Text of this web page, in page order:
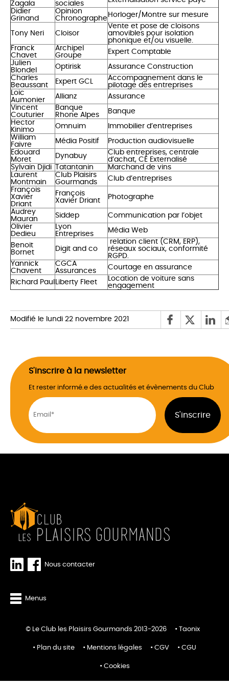
Zagala
sociales
Didier
Grinand
Opinion
Chronographe Horloger/Montre sur mesure
Tony Neri Cloisor
Vente et pose de cloisons
amovibles pour isolation
phonique et/ou visuelle.
Franck
Chavet
Archipel
Groupe
Expert Comptable
Julien
Blondel
Optirisk
Assurance Construction
Charles
Beaussant
Expert GCL
Accompagnement dans le
pilotage des entreprises
Loic
Aumonier
Allianz
Assurance
Vincent
Couturier
Banque
Rhone Alpes
Banque
Hector
Kinimo
Omnuim
Immobilier d’entreprises
William
Faivre
Média Positif
Production audiovisuelle
Edouard
Moret
Dynabuy
Club entreprises, centrale
d’achat, CE Externalisé
Sylvain Djidi
Tatantanin
Marchand de vins
Laurent
Montmain
Club Plaisirs
Gourmands
Club d’entreprises
François
Xavier
Driant
François
Xavier Driant
Photographe
Audrey
Mauran
Siddep
Communication par l’objet
Olivier
Dedieu
Lyon
Entreprises
Média Web
Benoit
Bornet
Digit and co
relation client (CRM, ERP),
réseaux sociaux, conformité
RGPD.
Yannick
Chavent
CGCA
Assurances
Courtage en assurance
Richard Paul Liberty Fleet
Location de voiture sans
engagement
Modifié le lundi 22 novembre 2021
S'inscrire à la newsletter
Et rester informé.e des actualités et évènements du Club
Nous contacter
Menus
© Le Club les Plaisirs Gourmands 2013-2026 Taonix
Plan du site Mentions légales CGV CGU
Cookies